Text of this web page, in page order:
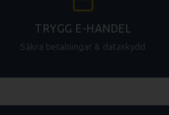
TRYGG E-HANDEL
Säkra betalningar & dataskydd